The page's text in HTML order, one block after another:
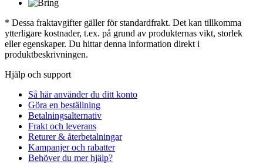
* Dessa fraktavgifter gäller för standardfrakt. Det kan tillkomma
ytterligare kostnader, t.ex. på grund av produkternas vikt, storlek
eller egenskaper. Du hittar denna information direkt i
produktbeskrivningen.
Hjälp och support
Så här använder du ditt konto
Göra en beställning
Betalningsalternativ
Frakt och leverans
Returer & återbetalningar
Kampanjer och rabatter
Behöver du mer hjälp?